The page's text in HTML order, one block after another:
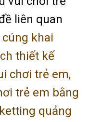
liên quan
khai
thiết kế
chơi trẻ em,
trẻ em bằng
quảng